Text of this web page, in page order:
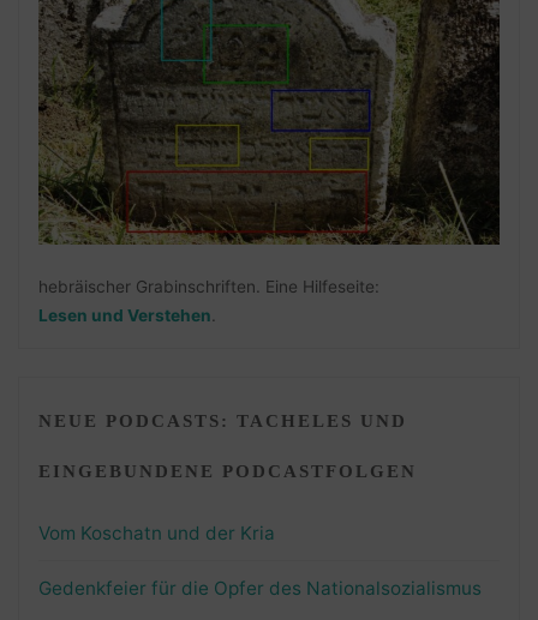
hebräischer Grabinschriften. Eine Hilfeseite:
Lesen und Verstehen
NEUE PODCASTS: TACHELES UND
EINGEBUNDENE PODCASTFOLGEN
Vom Koschatn und der Kria
Gedenkfeier für die Opfer des Nationalsozialismus